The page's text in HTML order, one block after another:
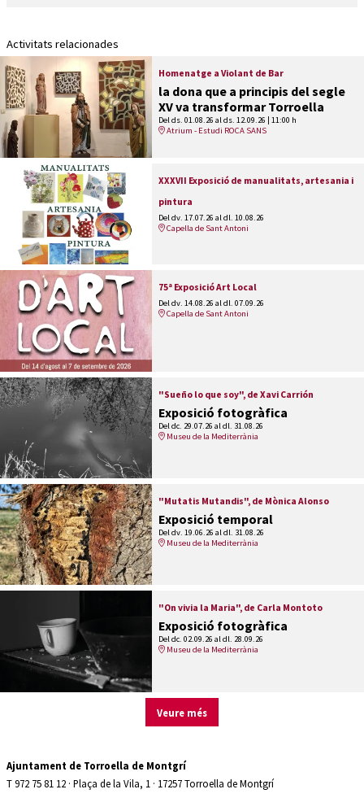
Activitats relacionades
Homenatge a Violant de Bar
la dona que a principis del segle
XV va transformar Torroella
Del ds. 01.08.26 al ds. 12.09.26
11:00 h
Atrium - Estudi ROCA SANS
XXXVII Exposició de manualitats, artesania i
pintura
Del dv. 17.07.26 al dl. 10.08.26
Capella de Sant Antoni
75ª Exposició Art Local
Del dv. 14.08.26 al dl. 07.09.26
Capella de Sant Antoni
"Sueño lo que soy", de Xavi Carrión
Exposició fotogràfica
Del dc. 29.07.26 al dl. 31.08.26
Museu de la Mediterrània
"Mutatis Mutandis", de Mònica Alonso
Exposició temporal
Del dv. 19.06.26 al dl. 31.08.26
Museu de la Mediterrània
"On vivia la Maria", de Carla Montoto
Exposició fotogràfica
Del dc. 02.09.26 al dl. 28.09.26
Museu de la Mediterrània
Veure més
Ajuntament de Torroella de Montgrí
T 972 75 81 12 · Plaça de la Vila, 1 · 17257 Torroella de Montgrí